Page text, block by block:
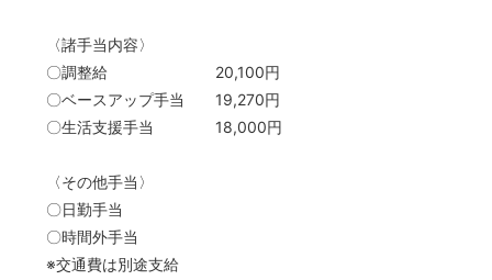
〈諸手当内容〉
〇調整給 20,100円
〇ベースアップ手当 19,270円
〇生活支援手当 18,000円
〈その他手当〉
〇日勤手当
〇時間外手当
※交通費は別途支給